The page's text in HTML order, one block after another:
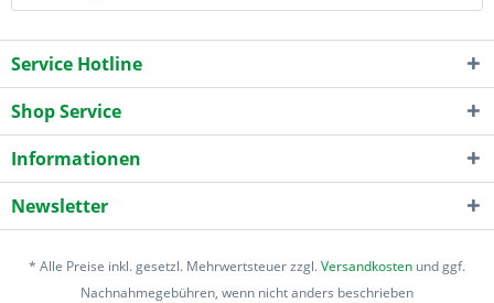
Service Hotline
Shop Service
Informationen
Newsletter
* Alle Preise inkl. gesetzl. Mehrwertsteuer zzgl.Versandkosten und ggf.
Nachnahmegebühren, wenn nicht anders beschrieben